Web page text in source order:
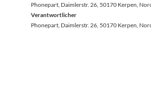
Phonepart, Daimlerstr. 26, 50170 Kerpen,
Verantwortlicher
Phonepart, Daimlerstr. 26, 50170 Kerpen,